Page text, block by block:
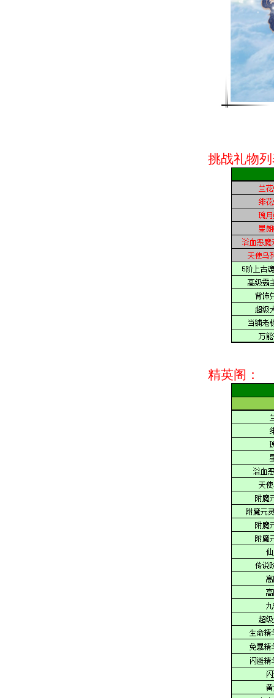
挑战礼物
精英阁：